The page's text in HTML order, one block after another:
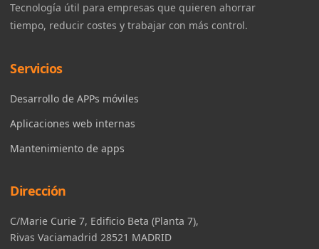
Tecnología útil para empresas que quieren ahorrar
tiempo, reducir costes y trabajar con más control.
Servicios
Desarrollo de APPs móviles
Aplicaciones web internas
Mantenimiento de apps
Dirección
C/Marie Curie 7, Edificio Beta (Planta 7),
Rivas Vaciamadrid 28521 MADRID